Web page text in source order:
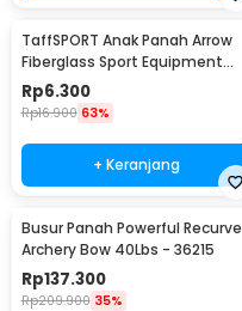
TaffSPORT Anak Panah Arrow
Fiberglass Sport Equipment
Spine 800 1 PCS - JH813
Rp6.300
Rp16.900 63%
+ Keranjang
Busur Panah Powerful Recurve
Archery Bow 40Lbs - 36215
Rp137.300
Rp209.900 35%